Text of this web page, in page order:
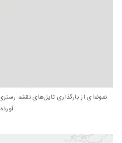
نمونه‌ای از بارگذاری تایل‌های نقشه